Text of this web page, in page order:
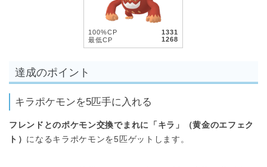
100%CP
1331
最低CP
1268
達成のポイント
キラポケモンを5匹手に入れる
フレンドとのポケモン交換でまれに「キラ」（黄金のエフェク
ト） になるキラポケモンを5匹ゲットします。